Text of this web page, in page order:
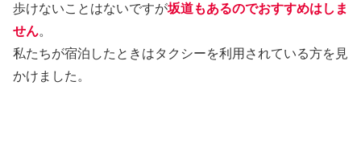
歩けないことはないですが坂道もあるのでおすすめはしま
せん。
私たちが宿泊したときはタクシーを利用されている方を見
かけました。